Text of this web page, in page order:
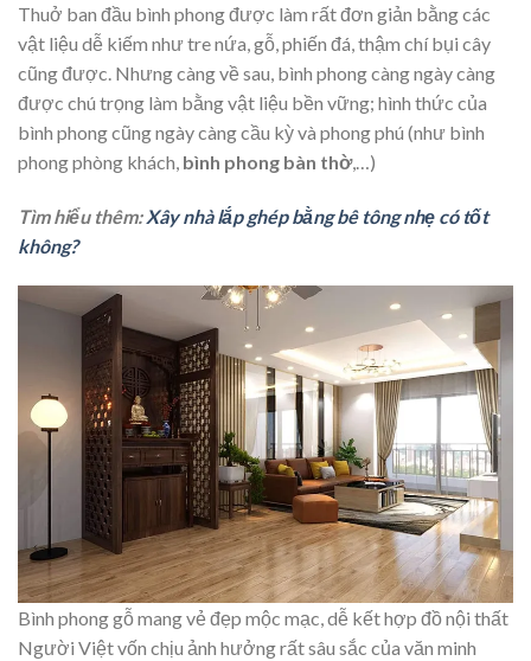
Thuở ban đầu bình phong được làm rất đơn giản bằng các
vật liệu dễ kiếm như tre nứa, gỗ, phiến đá, thậm chí bụi cây
cũng được. Nhưng càng về sau, bình phong càng ngày càng
được chú trọng làm bằng vật liệu bền vững; hình thức của
bình phong cũng ngày càng cầu kỳ và phong phú (như bình
phong phòng khách, bình phong bàn thờ,…)
Tìm hiểu thêm: Xây nhà lắp ghép bằng bê tông nhẹ có tốt
không?
Bình phong gỗ mang vẻ đẹp mộc mạc, dễ kết hợp đồ nội thất
Người Việt vốn chịu ảnh hưởng rất sâu sắc của văn minh